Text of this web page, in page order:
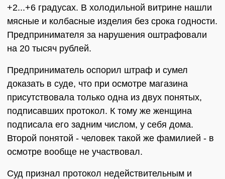
+2...+6 градусах. В холодильной витрине нашли
мясные и колбасные изделия без срока годности.
Предпринимателя за нарушения оштрафовали
на 20 тысяч рублей.
Предприниматель оспорил штраф и сумел
доказать в суде, что при осмотре магазина
присутствовала только одна из двух понятых,
подписавших протокол. К тому же женщина
подписала его задним числом, у себя дома.
Второй понятой - человек такой же фамилией - в
осмотре вообще не участвовал.
Суд признал протокол недействительным и